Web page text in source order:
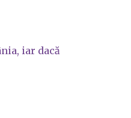
iar dacă